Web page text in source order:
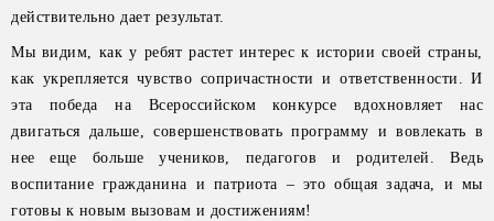
действительно дает результат.
Мы видим, как у ребят растет интерес к истории своей страны,
как укрепляется чувство сопричастности и ответственности. И
эта победа на Всероссийском конкурсе вдохновляет нас
двигаться дальше, совершенствовать программу и вовлекать в
нее еще больше учеников, педагогов и родителей. Ведь
воспитание гражданина и патриота – это общая задача, и мы
готовы к новым вызовам и достижениям!